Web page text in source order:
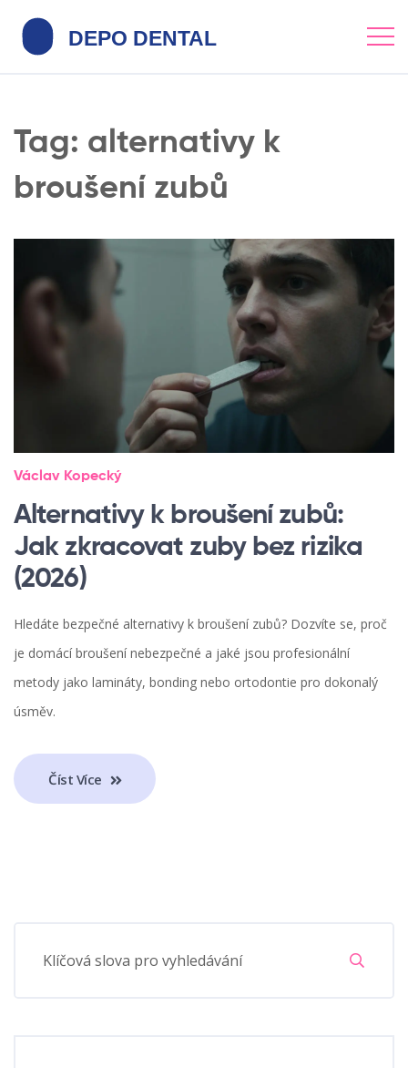
Tag: alternativy k
broušení zubů
Václav Kopecký
Alternativy k broušení zubů:
Jak zkracovat zuby bez rizika
(2026)
Hledáte bezpečné alternativy k broušení zubů? Dozvíte se, proč
je domácí broušení nebezpečné a jaké jsou profesionální
metody jako lamináty, bonding nebo ortodontie pro dokonalý
úsměv.
Číst Více